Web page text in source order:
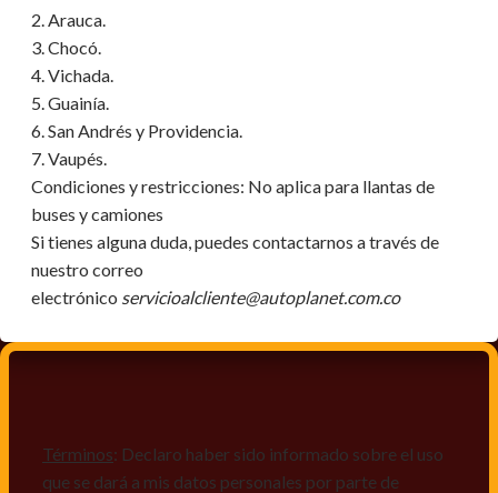
2. Arauca.
3. Chocó.
4. Vichada.
5. Guainía.
6. San Andrés y Providencia.
7. Vaupés.
Condiciones y restricciones: No aplica para llantas de
buses y camiones
Si tienes alguna duda, puedes contactarnos a través de
nuestro correo
electrónico servicioalcliente@autoplanet.com.co
Términos: Declaro haber sido informado sobre el uso
que se dará a mis datos personales por parte de